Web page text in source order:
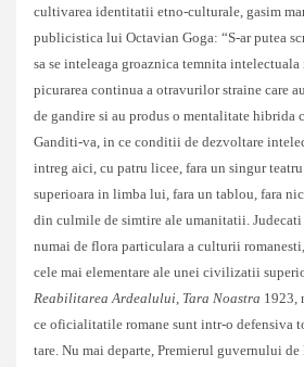
cultivarea identitatii etno-culturale, gasim
publicistica lui Octavian Goga: “S-ar putea
sa se inteleaga groaznica temnita
picurarea continua a otravurilor straine care
de gandire si au produs o mentalitate hibrida
Ganditi-va, in ce conditii de dezvoltare
intreg aici, cu patru licee, fara un singur
superioara in limba lui, fara un tablou, fara
din culmile de simtire ale umanitatii. Judecati
numai de flora particulara a culturii
cele mai elementare ale unei civilizatii
Reabilitarea Ardealului, Tara Noastra 1923,
ce oficialitatile romane sunt intr-o defensiva
tare. Nu mai departe, Premierul guvernului